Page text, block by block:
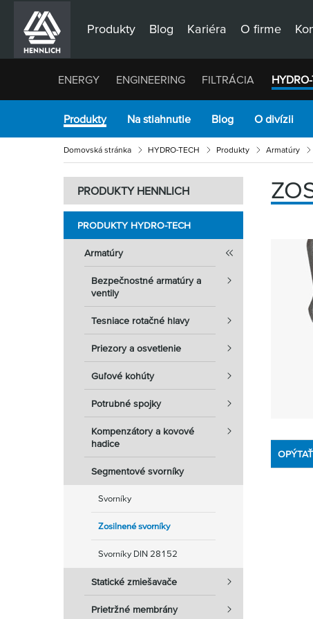
Produkty Blog Kariéra O firme
ENERGY ENGINEERING FILTRÁCIA
Produkty Na stiahnutie Blog O divízii
Domovská stránka HYDRO-TECH Produkty Armatúry
PRODUKTY HENNLICH
PRODUKTY HYDRO-TECH
Armatúry
Bezpečnostné armatúry a
ventily
Tesniace rotačné hlavy
Priezory a osvetlenie
Guľové kohúty
Potrubné spojky
Kompenzátory a kovové
hadice
Segmentové svorníky
Svorníky
Zosilnené svorníky
Svorníky DIN 28152
Statické zmiešavače
Prietržné membrány